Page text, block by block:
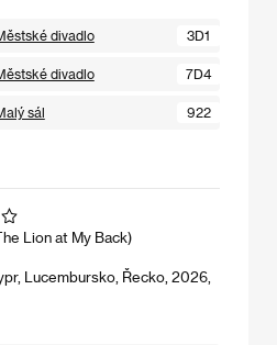
divadlo 3D1
divadlo 7D4
sál 922
Lion at My Back)
Lucembursko, Řecko, 2026,